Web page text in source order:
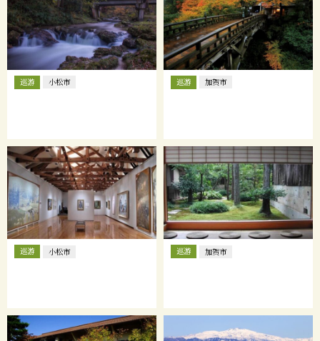
巡游 小松市 巡游 加贺市
巡游 小松市 巡游 加贺市